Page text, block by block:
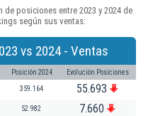
posiciones entre 2023 y 2024 de
según sus ventas:
vs 2024 - Ventas
Posición 2024 Evolución Posiciones
359.164 55.693
52.982 7.660